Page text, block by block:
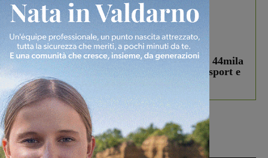
In vetrina 3 Agosto 2026
Estra Notizie agosto: Smart Cities, oltre 44mila
studenti coinvolti, torna il bando per lo sport e
debutta il podcast Estrair
Più lette